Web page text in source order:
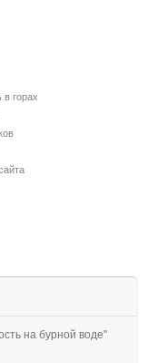
в горах
на бурной воде"